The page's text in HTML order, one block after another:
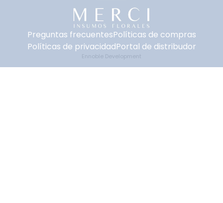
Preguntas frecuentesPolíticas de compras
Políticas de privacidadPortal de distribudor
Ennoble Development